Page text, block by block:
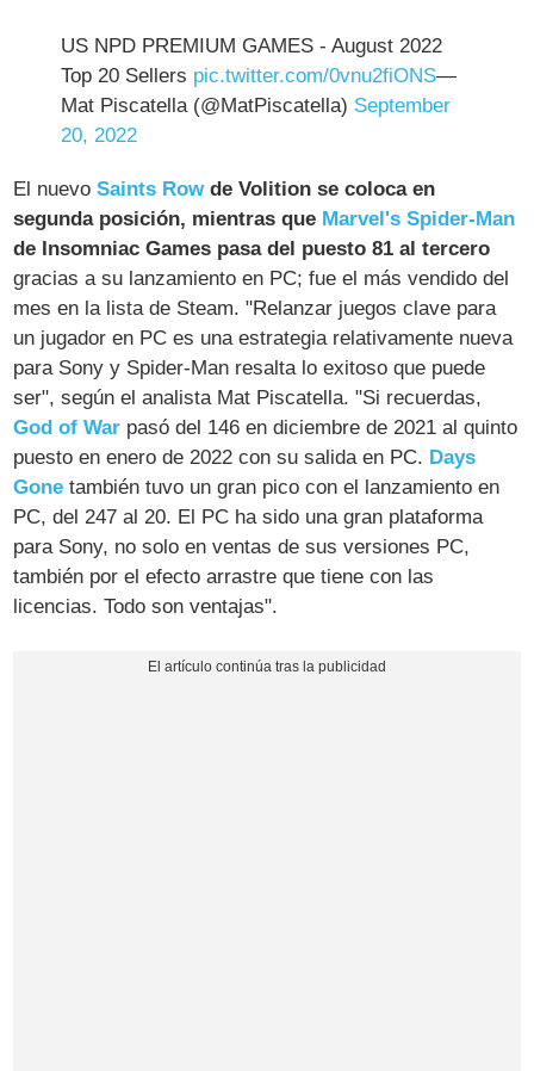
US NPD PREMIUM GAMES - August 2022
Top 20 Sellers pic.twitter.com/0vnu2fiONS—
Mat Piscatella (@MatPiscatella) September
20, 2022
El nuevoSaints Rowde Volition se coloca en
segunda posición, mientras que Marvel's Spider-Man
de Insomniac Games pasa del puesto 81 al tercero
gracias a su lanzamiento en PC; fue el más vendido del
mes en la lista de Steam. "Relanzar juegos clave para
un jugador en PC es una estrategia relativamente nueva
para Sony y Spider-Man resalta lo exitoso que puede
ser", según el analista Mat Piscatella. "Si recuerdas,
God of War pasó del 146 en diciembre de 2021 al quinto
puesto en enero de 2022 con su salida en PC. Days
Gone también tuvo un gran pico con el lanzamiento en
PC, del 247 al 20. El PC ha sido una gran plataforma
para Sony, no solo en ventas de sus versiones PC,
también por el efecto arrastre que tiene con las
licencias. Todo son ventajas".